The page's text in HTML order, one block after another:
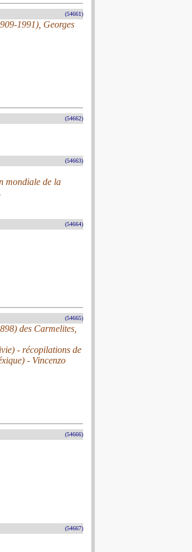
(54661)
1991), Georges
(54662)
(54663)
mondiale de la
(54664)
(54665)
des Carmelites,
- récopilations de
- Vincenzo
(54666)
(54667)